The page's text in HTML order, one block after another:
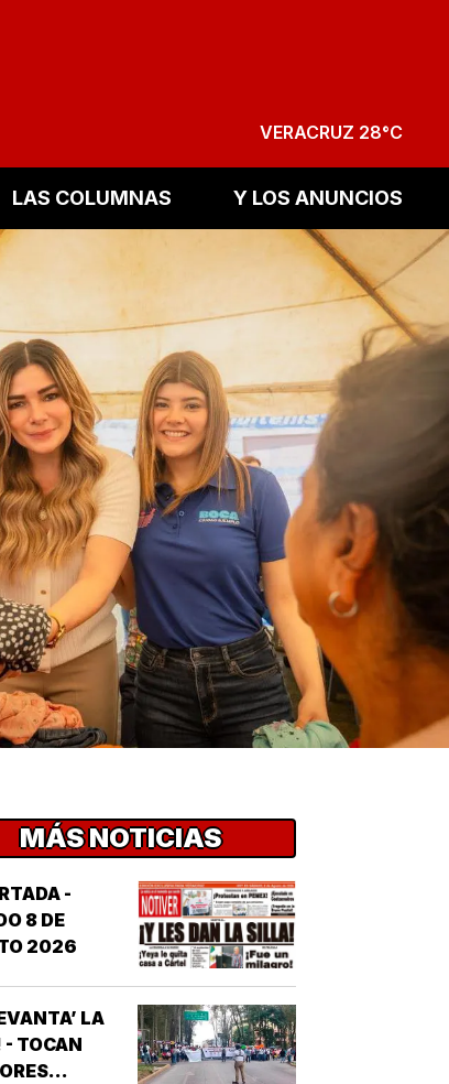
VERACRUZ 28°C
LAS COLUMNAS Y LOS ANUNCIOS
MÁS NOTICIAS
-
8 DE
2026
LA
- TOCAN